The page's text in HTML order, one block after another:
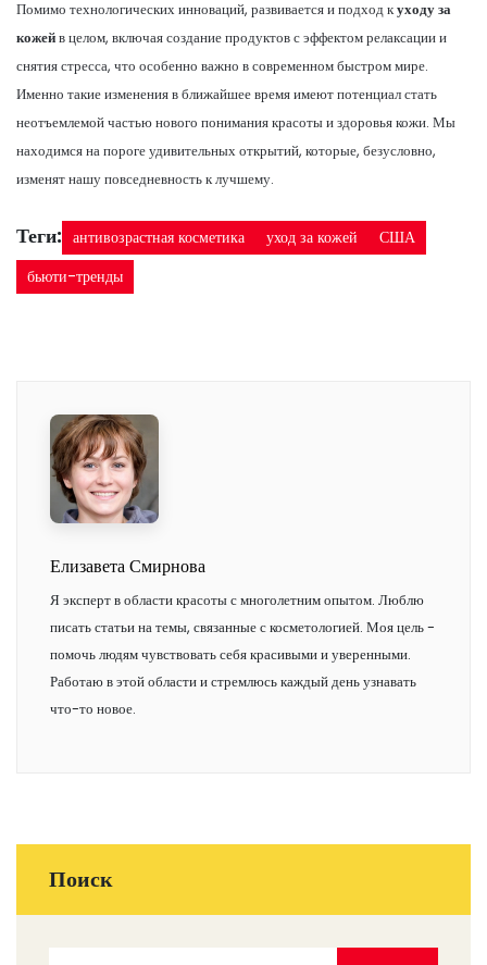
Помимо технологических инноваций, развивается и подход куходу за
кожейв целом, включая создание продуктов с эффектом релаксации и
снятия стресса, что особенно важно в современном быстром мире.
Именно такие изменения в ближайшее время имеют потенциал стать
неотъемлемой частью нового понимания красоты и здоровья кожи. Мы
находимся на пороге удивительных открытий, которые, безусловно,
изменят нашу повседневность к лучшему.
Теги: антивозрастная косметика уход за кожей
США
бьюти-тренды
Елизавета Смирнова
Я эксперт в области красоты с многолетним опытом. Люблю
писать статьи на темы, связанные с косметологией. Моя цель -
помочь людям чувствовать себя красивыми и уверенными.
Работаю в этой области и стремлюсь каждый день узнавать
что-то новое.
Поиск